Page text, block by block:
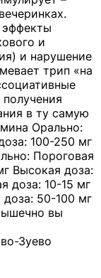
эффекты
и
и нарушение
трип «на
в ту самую
Орально:
100-250 мг
Пороговая
Высокая доза:
доза: 10-15 мг
50-100 мг
вы
Зуево